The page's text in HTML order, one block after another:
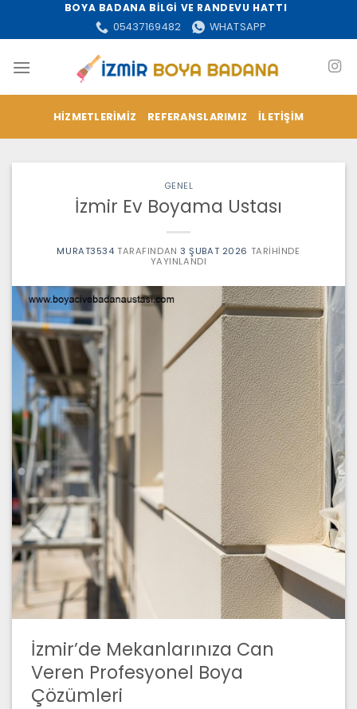
BOYA BADANA BİLGİ VE RANDEVU HATTI
05437169482
WHATSAPP
HIZMETLERIMIZ REFERANSLARIMIZ İLETIŞIM
GENEL
İzmir Ev Boyama Ustası
MURAT3534 TARAFINDAN 3 ŞUBAT 2026 TARIHINDE
YAYINLANDI
İzmir’de Mekanlarınıza Can
Veren Profesyonel Boya
Çözümleri